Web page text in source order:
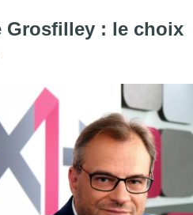
Grosfilley : le choix